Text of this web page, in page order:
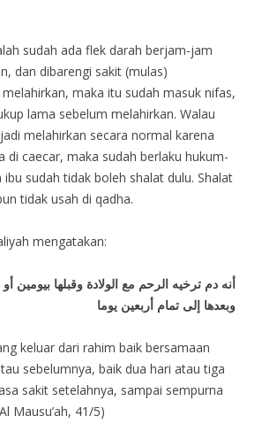
sudah ada flek darah berjam-jam
dan dibarengi sakit (mulas)
maka itu sudah masuk nifas,
lama sebelum melahirkan. Walau
melahirkan secara normal karena
di caecar, maka sudah berlaku hukum-
sudah tidak boleh shalat dulu. Shalat
tidak usah di qadha.
mengatakan:
أنه دم ترخيه الرحم مع الولادة وقبلها بيومين
وبعدها إلى تمام أربعين يوما
keluar dari rahim baik bersamaan
sebelumnya, baik dua hari atau tiga
sakit setelahnya, sampai sempurna
Mausu’ah, 41/5)